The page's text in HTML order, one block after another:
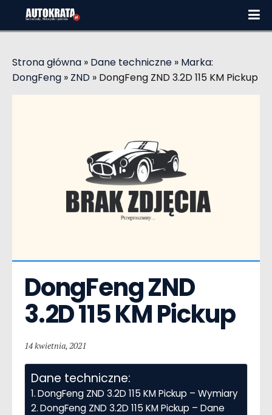
Strona główna » Dane techniczne » Marka:
DongFeng » ZND » DongFeng ZND 3.2D 115 KM Pickup
DongFeng ZND
3.2D 115 KM Pickup
14 kwietnia, 2021
Dane techniczne:
DongFeng ZND 3.2D 115 KM Pickup – Wymiary
DongFeng ZND 3.2D 115 KM Pickup – Dane